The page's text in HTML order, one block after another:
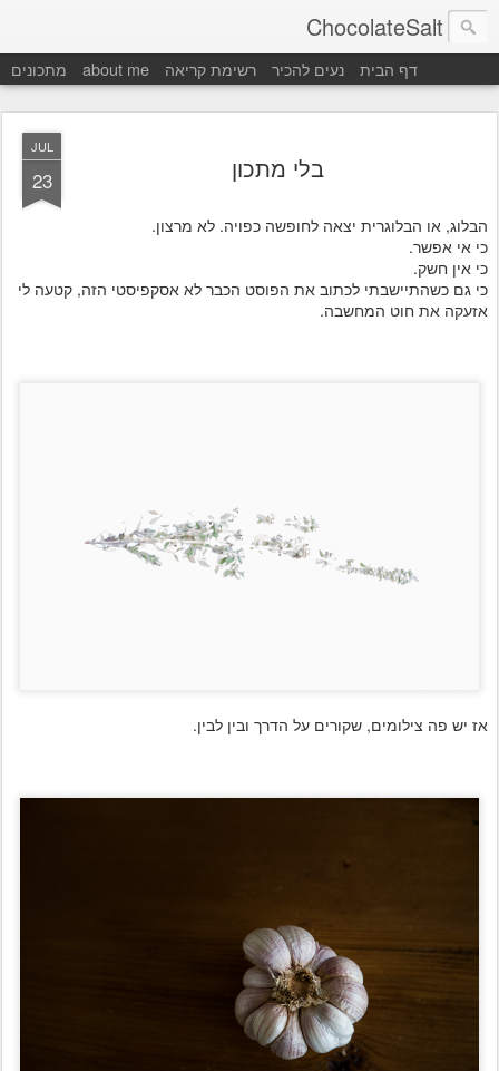
ChocolateSalt
דף הבית נעים להכיר רשימת קריאה about me מתכונים
JUL
23 בלי מתכון
הבלוג, או הבלוגרית יצאה לחופשה כפויה. לא מרצון.
כי אי אפשר.
כי אין חשק.
כי גם כשהתיישבתי לכתוב את הפוסט הכבר לא אסקפיסטי הזה, קטעה לי
אזעקה את חוט המחשבה.
אז יש פה צילומים, שקורים על הדרך ובין לבין.